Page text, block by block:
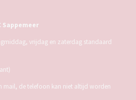
Sappemeer
vrijdag en zaterdag standaard
mail, de telefoon kan niet altijd worden